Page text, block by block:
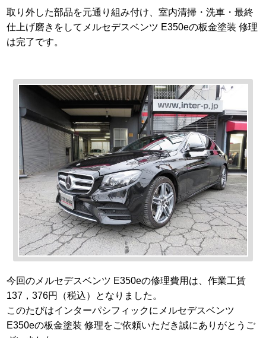
取り外した部品を元通り組み付け、室内清掃・洗車・最終
仕上げ磨きをしてメルセデスベンツ E350eの板金塗装 修理
は完了です。
今回のメルセデスベンツ E350eの修理費用は、作業工賃
137，376円（税込）となりました。
このたびはインターパシフィックにメルセデスベンツ
E350eの板金塗装 修理をご依頼いただき誠にありがとうご